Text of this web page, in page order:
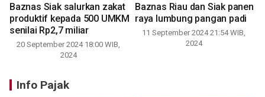
Baznas Siak salurkan zakat
produktif kepada 500 UMKM
senilai Rp2,7 miliar
20 September 2024 18:00 WIB,
2024
Baznas Riau dan Siak panen
raya lumbung pangan padi
11 September 2024 21:54 WIB,
2024
Info Pajak